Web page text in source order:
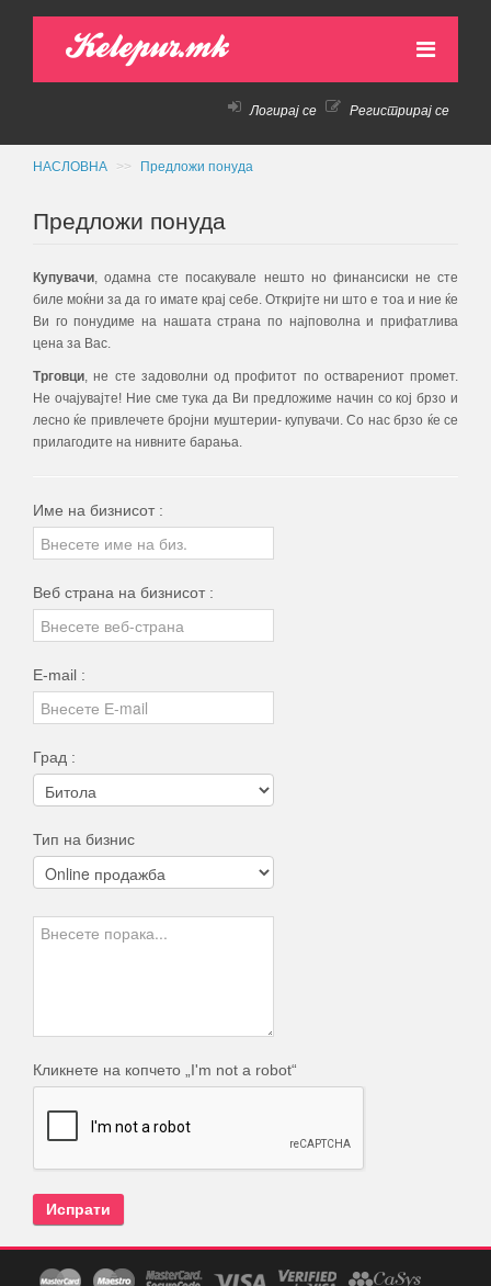
Kelepur.mk
АКТИВНИ ПОНУДИ
КОНТАКТ
Логирај се Регистрирај се
НАСЛОВНА >> Предложи понуда
Предложи понуда
Купувачи, одамна сте посакувале нешто но финансиски не сте
биле моќни за да го имате крај себе. Откријте ни што е тоа и ние ќе
Ви го понудиме на нашата страна по најповолна и прифатлива
цена за Вас.
Трговци, не сте задоволни од профитот по остварениот промет.
Не очајувајте! Ние сме тука да Ви предложиме начин со кој брзо и
лесно ќе привлечете бројни муштерии- купувачи. Со нас брзо ќе се
прилагодите на нивните барања.
Име на бизнисот :
Веб страна на бизнисот :
E-mail :
Град :
Тип на бизнис
Кликнете на копчето „I'm not a robot“